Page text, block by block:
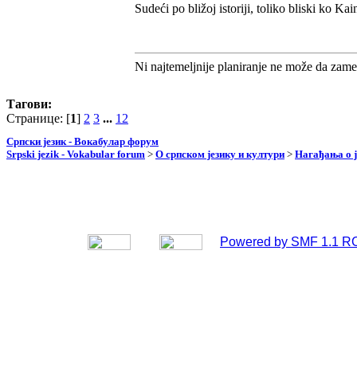
Sudeći po bližoj istoriji, toliko bliski ko
Ni najtemeljnije planiranje ne može da
Тагови:
Странице: [1] 2 3 ... 12
Српски језик - Вокабулар форум
Srpski jezik - Vokabular forum > О српском језику и култури > Нагађања о
Powered by SMF 1.1